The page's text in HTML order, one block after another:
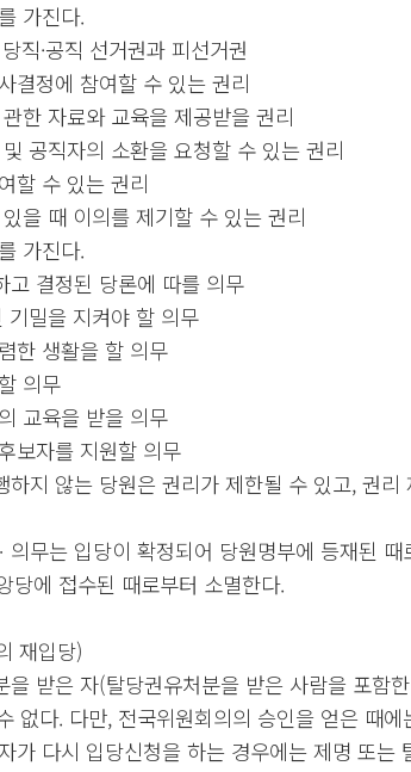
가진다.
직·공직 선거권과 피선거권
결정에 참여할 수 있는 권리
한 자료와 교육을 제공받을 권리
공직자의 소환을 요청할 수 있는 권리
할 수 있는 권리
을 때 이의를 제기할 수 있는 권리
가진다.
고 결정된 당론에 따를 의무
기밀을 지켜야 할 의무
한 생활을 할 의무
의무
교육을 받을 의무
보자를 지원할 의무
지 않는 당원은 권리가 제한될 수 있고, 권리
무는 입당이 확정되어 당원명부에 등재된 때
당에 접수된 때로부터 소멸한다.
재입당)
받은 자(탈당권유처분을 받은 사람을 포함
없다. 다만, 전국위원회의의 승인을 얻은 때에
다시 입당신청을 하는 경우에는 제명 또는